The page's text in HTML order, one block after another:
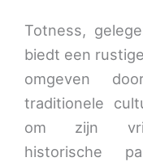
Totness,
biedt een
omgeven
traditionele
om zijn
historische